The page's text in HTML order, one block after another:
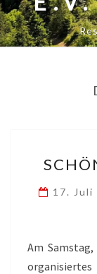
17. Juli
Am